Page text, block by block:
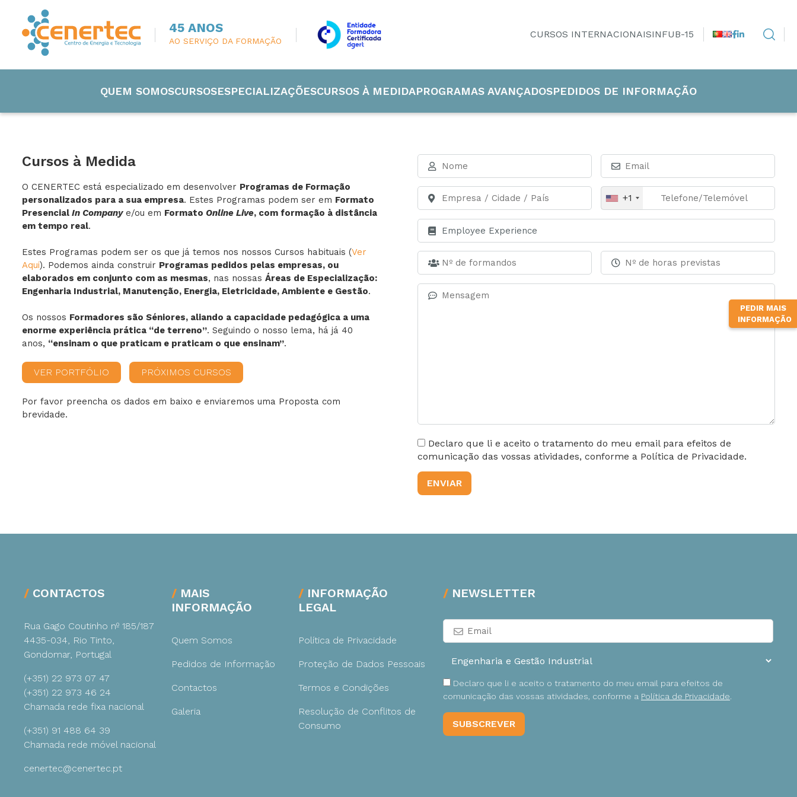
45 ANOS
AO SERVIÇO DA FORMAÇÃO
CURSOS INTERNACIONAISINFUB-15
QUEM SOMOSCURSOS
Engenharia Industrial
Manutenção
Ambiente
Gestão
ESPECIALIZAÇÕESCURSOS À MEDIDAPROGRAMAS AVANÇADOSPEDIDOS DE INFORMAÇÃO
PEDIR MAIS
INFORMAÇÃO
Cursos à Medida
O CENERTEC está especializado em desenvolver Programas de Formação
personalizados para a sua empresa. Estes Programas podem ser em Formato
Presencial In Companye/ou em Formato Online Live, com formação à distância
em tempo real.
Estes Programas podem ser os que já temos nos nossos Cursos habituais (Ver
Aqui). Podemos ainda construir Programas pedidos pelas empresas, ou
elaborados em conjunto com as mesmas, nas nossas Áreas de Especialização:
Engenharia Industrial, Manutenção, Energia, Eletricidade, Ambiente e Gestão.
Os nossos Formadores são Séniores, aliando a capacidade pedagógica a uma
enorme experiência prática “de terreno”. Seguindo o nosso lema, há já 40
anos, “ensinam o que praticam e praticam o que ensinam”.
VER PORTFÓLIO PRÓXIMOS CURSOS
Por favor preencha os dados em baixo e enviaremos uma Proposta com
brevidade.
+1
Declaro que li e aceito o tratamento do meu email para efeitos de
comunicação das vossas atividades, conforme a Política de Privacidade.
CONTACTOS
Rua Gago Coutinho nº 185/187
4435-034, Rio Tinto,
Gondomar, Portugal
(+351) 22 973 07 47
(+351) 22 973 46 24
Chamada rede fixa nacional
(+351) 91 488 64 39
Chamada rede móvel nacional
cenertec@cenertec.pt
MAIS
INFORMAÇÃO
Quem Somos
Pedidos de Informação
Contactos
Galeria
INFORMAÇÃO
LEGAL
Política de Privacidade
Proteção de Dados Pessoais
Termos e Condições
Resolução de Conflitos de
Consumo
NEWSLETTER
Declaro que li e aceito o tratamento do meu email para efeitos de
comunicação das vossas atividades, conforme a Política de Privacidade